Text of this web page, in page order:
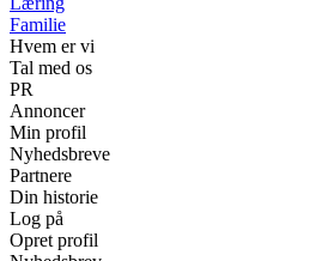
Familie
Hvem er vi
Tal med os
PR
Annoncer
Min profil
Nyhedsbreve
Partnere
Din historie
Log på
Opret profil